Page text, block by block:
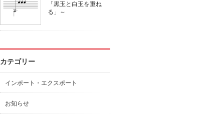
「黒玉と白玉を重ね
る」～
カテゴリー
インポート・エクスポート
お知らせ